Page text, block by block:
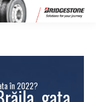
în 2022?